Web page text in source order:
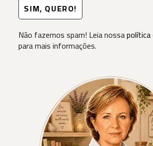
Não fazemos spam! Leia nossapolítica
para mais informações.